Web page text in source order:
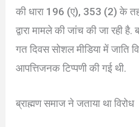
की धारा 196 (ए), 353 (2) के
द्वारा मामले की जांच की जा रही है.
गत दिवस सोशल मीडिया में
आपत्तिजनक टिप्पणी की गई थी.
ब्राह्मण समाज ने जताया था विरोध